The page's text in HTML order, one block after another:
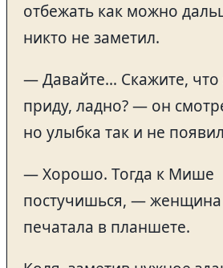
отбежать как можно
никто не заметил.
— Давайте… Скажите,
приду, ладно? — он
но улыбка так и не
— Хорошо. Тогда к Мише
постучишься, — женщина
печатала в планшете.